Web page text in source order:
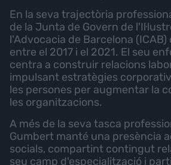
En la seva trajectòria
de la Junta de Govern de
l'Advocacia de Barcelona
entre el 2017 i el 2021. El seu
centra a construir relacions
impulsant estratègies
les persones per augmentar la
les organitzacions.
A més de la seva tasca
Gumbert manté una presència
socials, compartint contingut
seu camp d'especialització i